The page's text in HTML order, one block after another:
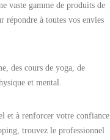
vaste gamme de produits de
répondre à toutes vos envies
des cours de yoga, de
et mental.
et à renforcer votre confiance
trouvez le professionnel